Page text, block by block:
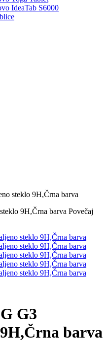
IdeaTab S6000
steklo 9H,Črna barva
Povečaj
G3
barva